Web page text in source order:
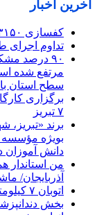
آخرین اخبار
کفسازی ۳۱۵۰ مترمربعی پیاده‌راه‌های پارک تلاش آغاز شد
تداوم اجرای
٩٠ درصد
سطح استان
برگزاری
۷ تبریز
برند «تبریز،
بویژه
دانش آموزان
من
آذربایجان/
اتوبان ۷ کیلومتری ولایت تا سه ماه آینده به کرکج می‌رسد
بخش